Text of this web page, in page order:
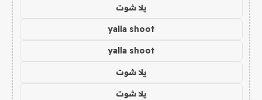
يلا شوت
yalla shoot
yalla shoot
يلا شوت
يلا شوت